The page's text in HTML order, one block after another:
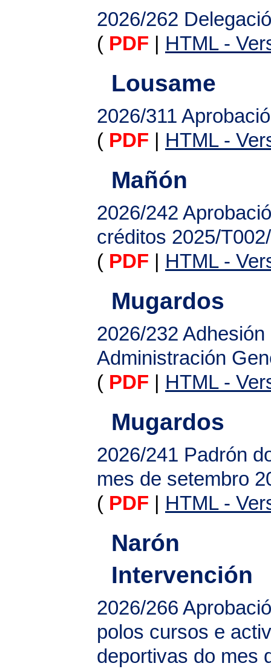
2026/262
( PDF HTML -
Lousame
2026/311
( PDF HTML -
Mañón
2026/242
créditos 2025/
( PDF HTML -
Mugardos
2026/232 Adhesión
Administración
( PDF HTML -
Mugardos
2026/241 Padrón
mes de setembro
( PDF HTML -
Narón
Intervención
2026/266
polos cursos e
deportivas do mes